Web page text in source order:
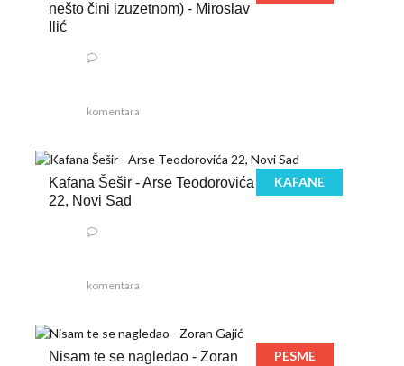
nešto čini izuzetnom) - Miroslav
Ilić
komentara
Kafana Šešir - Arse Teodorovića
22, Novi Sad
KAFANE
komentara
Nisam te se nagledao - Zoran
PESME